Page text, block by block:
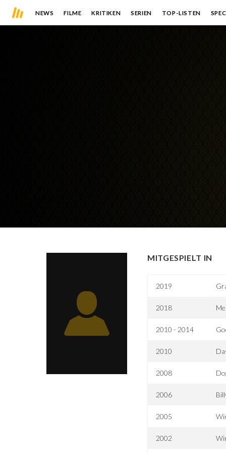
NEWS FILME KRITIKEN SERIEN TOP-LISTEN
MITGESPIELT IN
2019
2018
2010 - 2014
2010
2008
2006
2005
2002